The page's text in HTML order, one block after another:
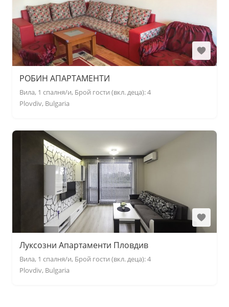
РОБИН АПАРТАМЕНТИ
Вила, 1 спалня/и, Брой гости (вкл. деца): 4
Plovdiv, Bulgaria
Луксозни Апартаменти Пловдив
Вила, 1 спалня/и, Брой гости (вкл. деца): 4
Plovdiv, Bulgaria